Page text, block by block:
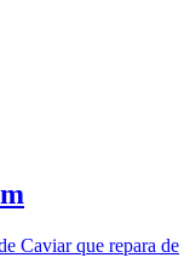
Caviar que repara de